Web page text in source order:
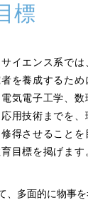
標
イエンス系では
を養成するため
気電子工学、数
用技術までを、
得させることを
目標を掲げます
、多面的に物事